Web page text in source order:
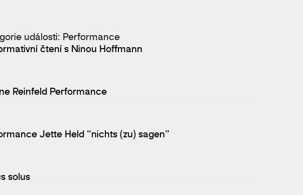
události: Performance
čtení s Ninou Hoffmann
Reinfeld Performance
Jette Held “nichts (zu) sagen”
solus